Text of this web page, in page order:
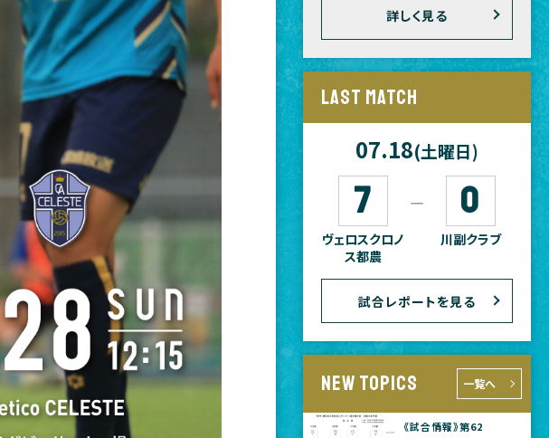
詳しく見る
LAST MATCH
07.18(土曜日)
7
ヴェロスクロノ
ス都農
― 0
川副クラブ
試合レポートを見る
NEW TOPICS 一覧へ
《試合情報》第62